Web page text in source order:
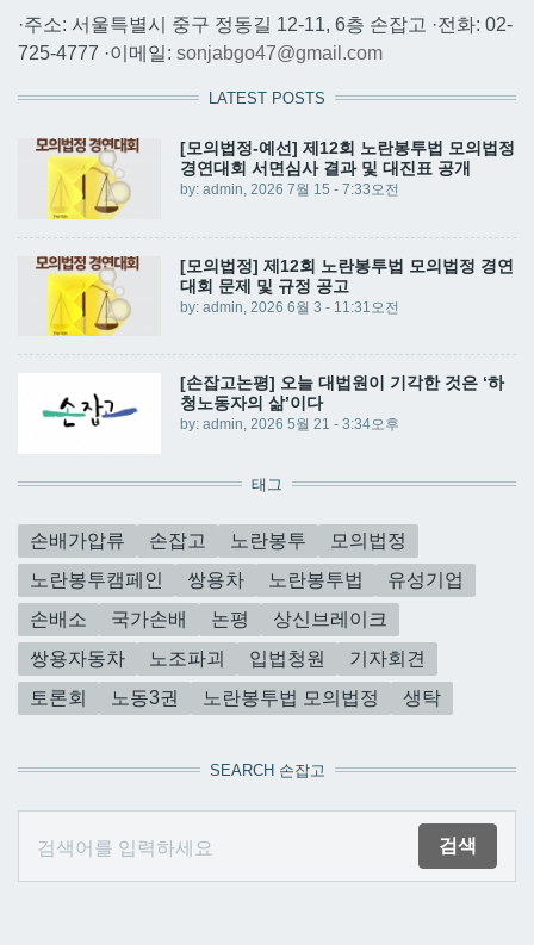
·주소: 서울특별시 중구 정동길 12-11, 6층 손잡고 ·전화: 02-
725-4777 ·이메일: sonjabgo47@gmail.com
LATEST POSTS
[모의법정-예선] 제12회 노란봉투법 모의법정
경연대회 서면심사 결과 및 대진표 공개
by: admin, 2026 7월 15 - 7:33오전
[모의법정] 제12회 노란봉투법 모의법정 경연
대회 문제 및 규정 공고
by: admin, 2026 6월 3 - 11:31오전
[손잡고논평] 오늘 대법원이 기각한 것은 ‘하
청노동자의 삶’이다
by: admin, 2026 5월 21 - 3:34오후
태그
손배가압류 손잡고 노란봉투
모의법정
노란봉투캠페인
쌍용차 노란봉투법
유성기업
손배소
국가손배 논평
상신브레이크
쌍용자동차
노조파괴 입법청원
기자회견
토론회
노동3권 노란봉투법 모의법정 생탁
SEARCH 손잡고